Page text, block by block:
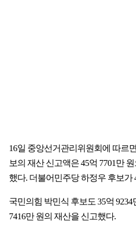
16일 중앙선거관리위원회에 따르
보의 재산 신고액은 45억 7701만
했다. 더불어민주당 하정우 후보가
국민의힘 박민식 후보도 35억
7416만 원의 재산을 신고했다.